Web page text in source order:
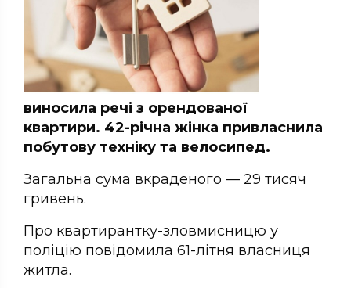
виносила речі з орендованої
квартири. 42-річна жінка привласнила
побутову техніку та велосипед.
Загальна сума вкраденого — 29 тисяч
гривень.
Про квартирантку-зловмисницю у
поліцію повідомила 61-літня власниця
житла.